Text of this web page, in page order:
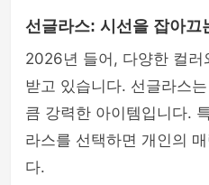
선글라스: 시선을 잡아끄
2026년 들어, 다양한 컬러
받고 있습니다. 선글라스
큼 강력한 아이템입니다.
라스를 선택하면 개인의
다.